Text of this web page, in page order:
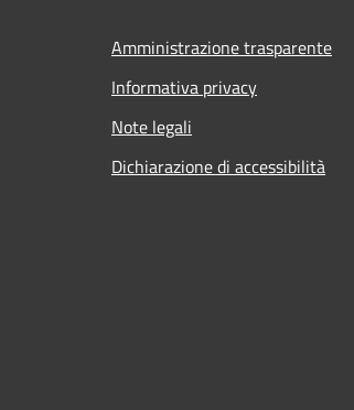
Amministrazione trasparente
Informativa privacy
Note legali
Dichiarazione di accessibilità